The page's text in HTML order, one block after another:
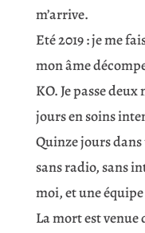
m’arrive.
Eté 2019 : je me
mon âme
KO. Je passe
jours en soins
Quinze jours
sans radio, sans
moi, et une
La mort est